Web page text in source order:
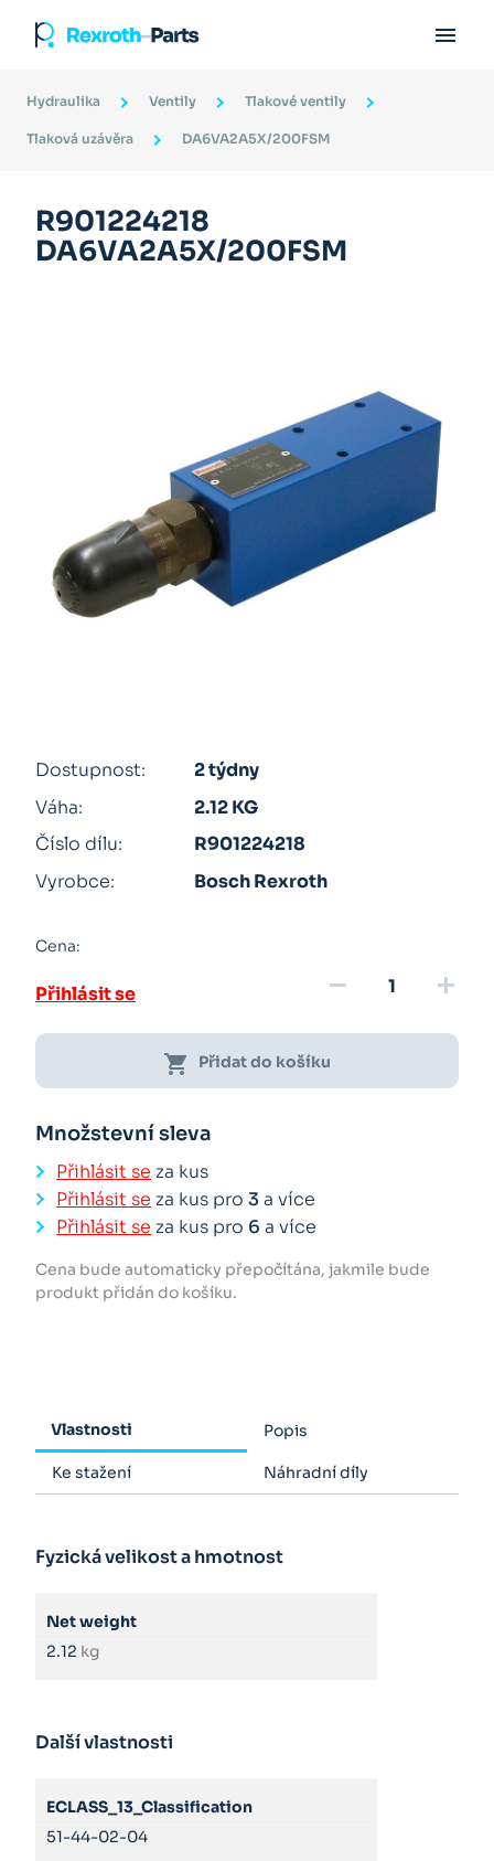

Hydraulika Ventily Tlakové ventily
Tlaková uzávěra DA6VA2A5X/200FSM
R901224218
DA6VA2A5X/200FSM
Dostupnost:
2 týdny
Váha:
2.12 KG
Číslo dílu:
R901224218
Vyrobce:
Bosch Rexroth
Cena:
Přihlásit se remove add
shopping_cart Přidat do košíku
Množstevní sleva
Přihlásit se za kus
Přihlásit se za kus pro3 a více
Přihlásit se za kus pro 6 a více
Cena bude automaticky přepočítána, jakmile bude
produkt přidán do košíku.
Vlastnosti Popis
Ke stažení Náhradní díly
Fyzická velikost a hmotnost
Net weight
2.12 kg
Další vlastnosti
ECLASS_13_Classification
51-44-02-04